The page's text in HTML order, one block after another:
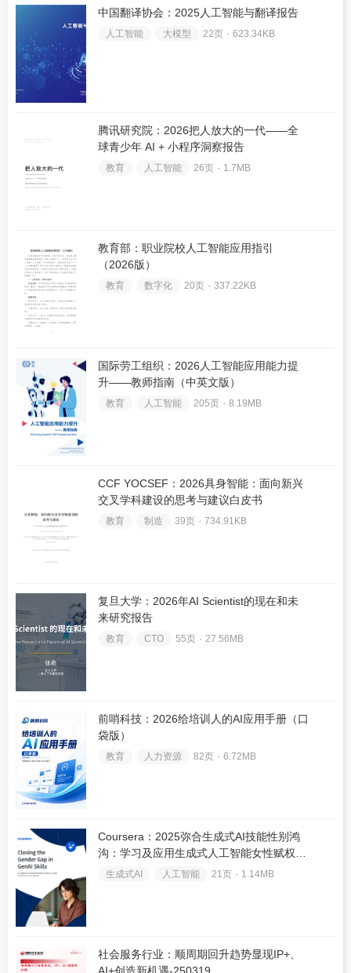
中国翻译协会：2025人工智能与翻译报告
人工智能 大模型 22页 ۰ 623.34KB
腾讯研究院：2026把人放大的一代——全
球青少年 AI + 小程序洞察报告
教育 人工智能 26页 ۰ 1.7MB
教育部：职业院校人工智能应用指引
（2026版）
教育 数字化 20页 ۰ 337.22KB
国际劳工组织：2026人工智能应用能力提
升——教师指南（中英文版）
教育 人工智能 205页 ۰ 8.19MB
CCF YOCSEF：2026具身智能：面向新兴
交叉学科建设的思考与建议白皮书
教育 制造 39页 ۰ 734.91KB
复旦大学：2026年AI Scientist的现在和未
来研究报告
教育 CTO 55页 ۰ 27.56MB
前哨科技：2026给培训人的AI应用手册（口
袋版）
教育 人力资源 82页 ۰ 6.72MB
Coursera：2025弥合生成式AI技能性别鸿
沟：学习及应用生成式人工智能女性赋权研
究报告（英文版）
生成式AI 人工智能 21页 ۰ 1.14MB
社会服务行业：顺周期回升趋势显现IP+、